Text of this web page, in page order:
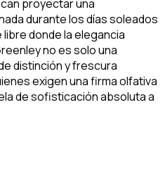
proyectar una
durante los días soleados
donde la elegancia
no es solo una
distinción y frescura
exigen una firma olfativa
de sofisticación absoluta a